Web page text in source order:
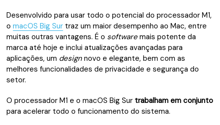
Desenvolvido para usar todo o potencial do processador M1,
omacOS Big Sur traz um maior desempenho ao Mac, entre
muitas outras vantagens. É o software mais potente da
marca até hoje e inclui atualizações avançadas para
aplicações, um design novo e elegante, bem com as
melhores funcionali­dades de privacidade e segurança do
setor.
O processador M1 e o macOS Big Sur trabalham em conjunto
para acelerar todo o funcionamento do sistema.